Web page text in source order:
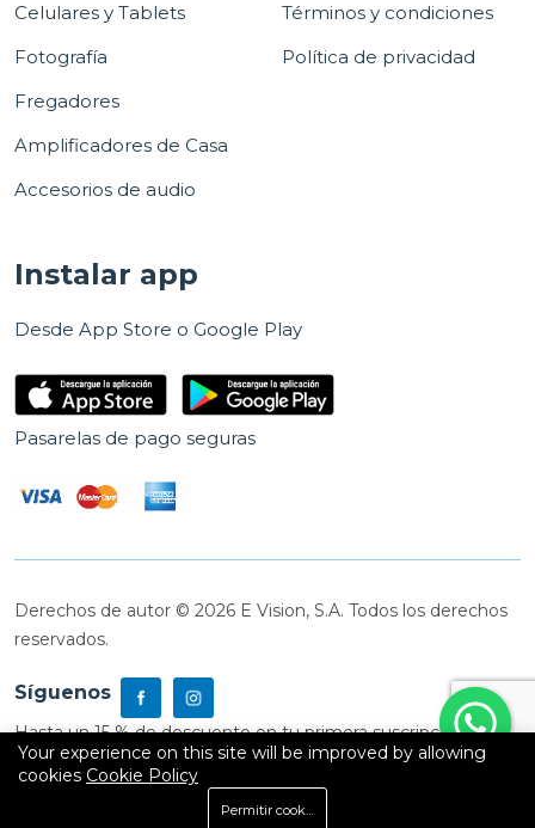
Celulares y Tablets
Fotografía
Fregadores
Amplificadores de Casa
Accesorios de audio
Términos y condiciones
Política de privacidad
Instalar app
Desde App Store o Google Play
Pasarelas de pago seguras
Derechos de autor © 2026 E Vision, S.A. Todos los derechos
reservados.
Síguenos
Hasta un 15 % de descuento en tu primera suscripción
Carrito
Your experience on this site will be improved by allowing
cookies Cookie Policy
Permitir cookies